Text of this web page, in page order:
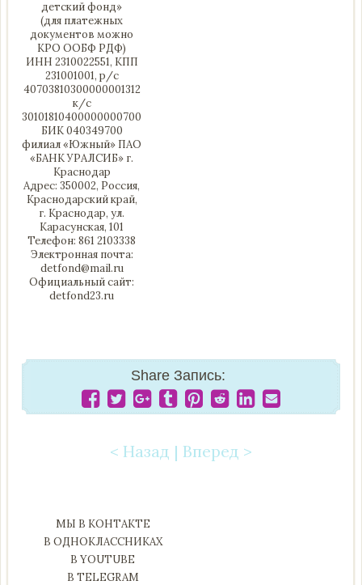
детский фонд»
(для платежных
документов можно
КРО ООБФ РДФ)
ИНН 2310022551, КПП
231001001, р/с
40703810300000001312
к/с
30101810400000000700
БИК 040349700
филиал «Южный» ПАО
«БАНК УРАЛСИБ» г.
Краснодар
Адрес: 350002, Россия,
Краснодарский край,
г. Краснодар, ул.
Карасунская, 101
Телефон: 861 2103338
Электронная почта:
detfond@mail.ru
Официальный сайт:
detfond23.ru
Share Запись:
< Назад | Вперед >
МЫ В КОНТАКТЕ
В ОДНОКЛАССНИКАХ
В YOUTUBE
В TELEGRAM